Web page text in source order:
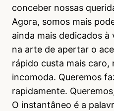
conceber nossas
Agora, somos mais
ainda mais dedicados
na arte de apertar o
rápido custa mais caro,
incomoda. Queremos
rapidamente.
O instantâneo é a